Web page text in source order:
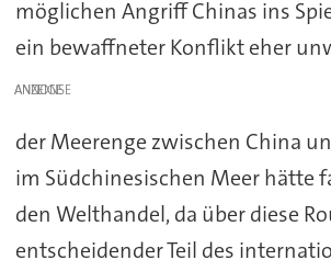
möglichen Angriff Chinas ins
ein bewaffneter Konflikt eher
ANZEIGE
der Meerenge zwischen China
im Südchinesischen Meer hätte
den Welthandel, da über diese
entscheidender Teil des